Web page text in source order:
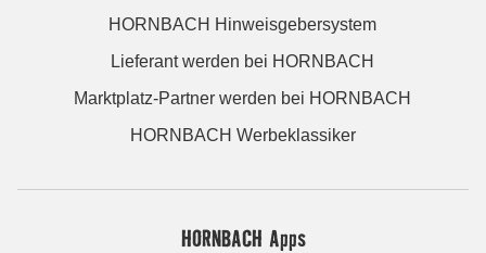
HORNBACH Hinweisgebersystem
Lieferant werden bei HORNBACH
Marktplatz-Partner werden bei HORNBACH
HORNBACH Werbeklassiker
HORNBACH Apps